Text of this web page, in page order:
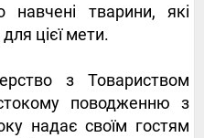
навчені тварини, які
цієї мети.
з Товариством
поводженню з
надає своїм гостям